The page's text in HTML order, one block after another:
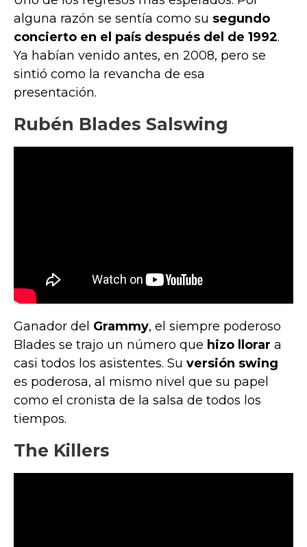
alguna razón se sentía como su segundo
concierto en el país después del de 1992.
Ya habían venido antes, en 2008, pero se
sintió como la revancha de esa
presentación.
Rubén Blades Salswing
Ganador del Grammy, el siempre poderoso
Blades se trajo un número que hizo llorar a
casi todos los asistentes. Su versión swing
es poderosa, al mismo nivel que su papel
como el cronista de la salsa de todos los
tiempos.
The Killers